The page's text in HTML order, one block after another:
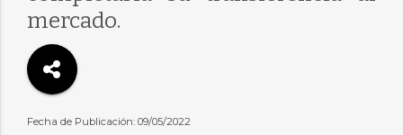
mercado.
Fecha de Publicación: 09/05/2022